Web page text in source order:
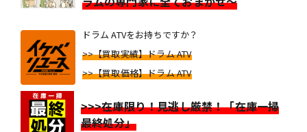
ドラム ATVをお持ちですか？
>>【買取実績】ドラム ATV
>>【買取価格】ドラム ATV
>>>在庫限り！見逃し厳禁！「在庫一掃
最終処分」